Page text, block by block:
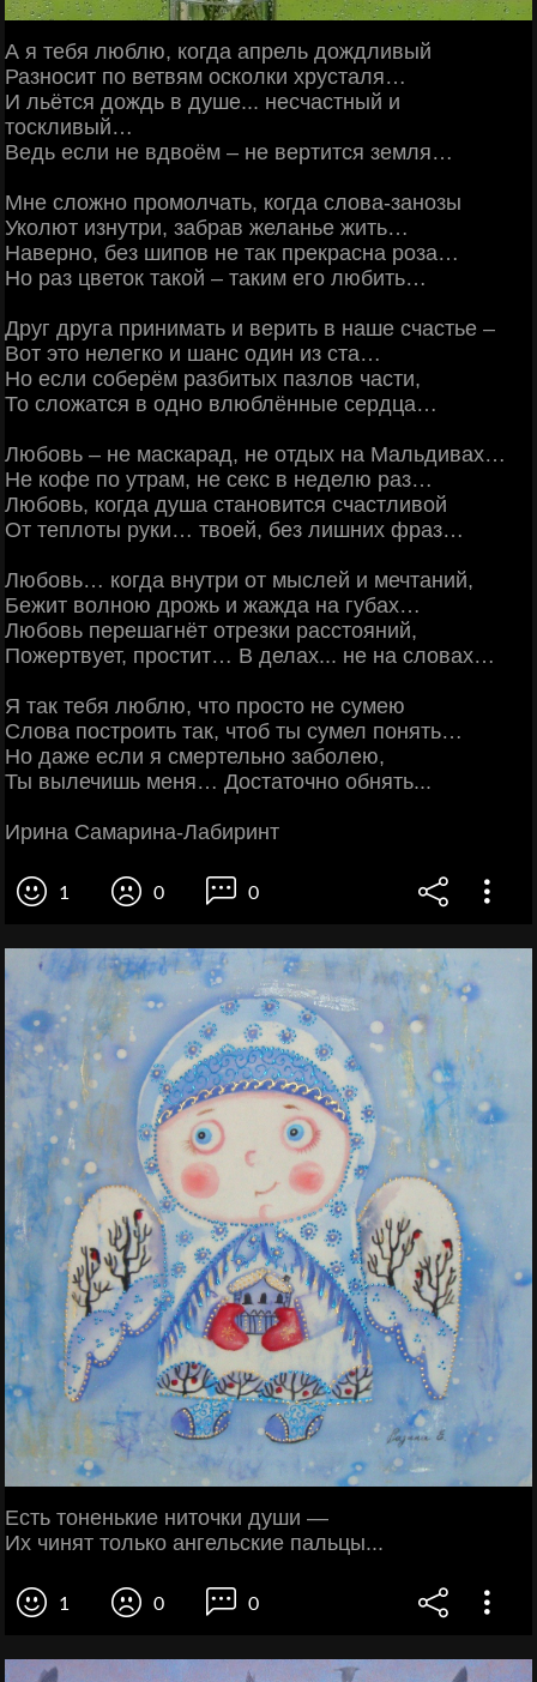
А я тебя люблю, когда апрель дождливый
Разносит по ветвям осколки хрусталя…
И льётся дождь в душе... несчастный и
тоскливый…
Ведь если не вдвоём – не вертится земля…
Мне сложно промолчать, когда слова-занозы
Уколют изнутри, забрав желанье жить…
Наверно, без шипов не так прекрасна роза…
Но раз цветок такой – таким его любить…
Друг друга принимать и верить в наше счастье –
Вот это нелегко и шанс один из ста…
Но если соберём разбитых пазлов части,
То сложатся в одно влюблённые сердца…
Любовь – не маскарад, не отдых на Мальдивах…
Не кофе по утрам, не секс в неделю раз…
Любовь, когда душа становится счастливой
От теплоты руки… твоей, без лишних фраз…
Любовь… когда внутри от мыслей и мечтаний,
Бежит волною дрожь и жажда на губах…
Любовь перешагнёт отрезки расстояний,
Пожертвует, простит… В делах... не на словах…
Я так тебя люблю, что просто не сумею
Слова построить так, чтоб ты сумел понять…
Но даже если я смертельно заболею,
Ты вылечишь меня… Достаточно обнять...
Ирина Самарина-Лабиринт
1 0 0
Есть тоненькие ниточки души —
Их чинят только ангельские пальцы...
1 0 0